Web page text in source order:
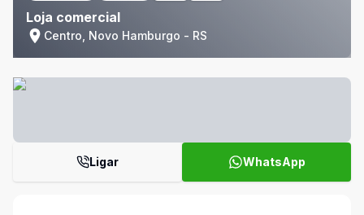
Loja comercial
Centro, Novo Hamburgo - RS
Ligar WhatsApp